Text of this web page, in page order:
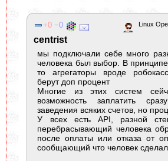
Linux
0 0
centrist
мы подключали себе много
человека был выбор. В принципе
то агрегаторы вроде
берут доп процент
Многие из этих систем
возможность заплатить
заведения всяких счетов, но
У всех есть API, разной
перебрасывающий человека
после оплаты или отказа от
сообщающий что человек